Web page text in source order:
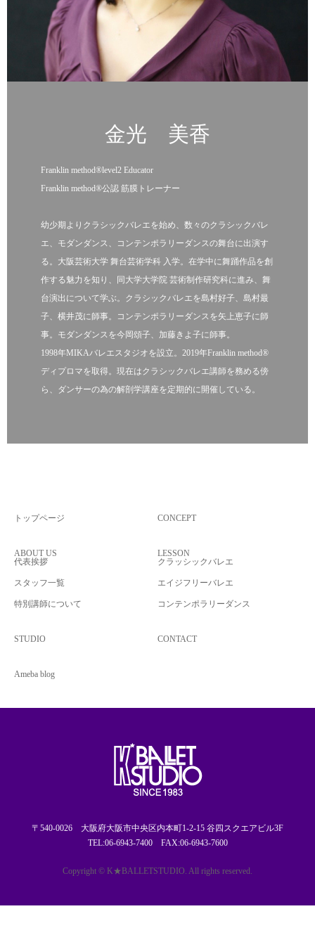
金光 美香
Franklin method®level2 Educator
Franklin method®公認 筋膜トレーナー
幼少期よりクラシックバレエを始め、数々のクラシックバレ
エ、モダンダンス、コンテンポラリーダンスの舞台に出演す
る。大阪芸術大学 舞台芸術学科 入学。在学中に舞踊作品を創
作する魅力を知り、同大学大学院 芸術制作研究科に進み、舞
台演出について学ぶ。クラシックバレエを島村好子、島村最
子、横井茂に師事。コンテンポラリーダンスを矢上恵子に師
事。モダンダンスを今岡頌子、加藤きよ子に師事。
1998年MIKAバレエスタジオを設立。2019年Franklin method®
ディプロマを取得。現在はクラシックバレエ講師を務める傍
ら、ダンサーの為の解剖学講座を定期的に開催している。
トップページ CONCEPT
ABOUT US
代表挨拶
スタッフ一覧
特別講師について
LESSON
クラッシックバレエ
エイジフリーバレエ
コンテンポラリーダンス
STUDIO CONTACT
Ameba blog
〒540-0026 大阪府大阪市中央区内本町1-2-15 谷四スクエアビル3F
TEL:06-6943-7400 FAX:06-6943-7600
Copyright © K★BALLETSTUDIO. All rights reserved.